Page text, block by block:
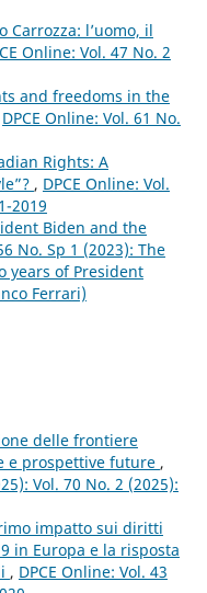
Carrozza: l’uomo, il
Online: Vol. 47 No. 2
and freedoms in the
DPCE Online: Vol. 61 No.
Rights: A
, DPCE Online: Vol.
2019
Biden and the
No. Sp 1 (2023): The
years of President
Ferrari)
delle frontiere
e prospettive future ,
Vol. 70 No. 2 (2025):
impatto sui diritti
in Europa e la risposta
, DPCE Online: Vol. 43